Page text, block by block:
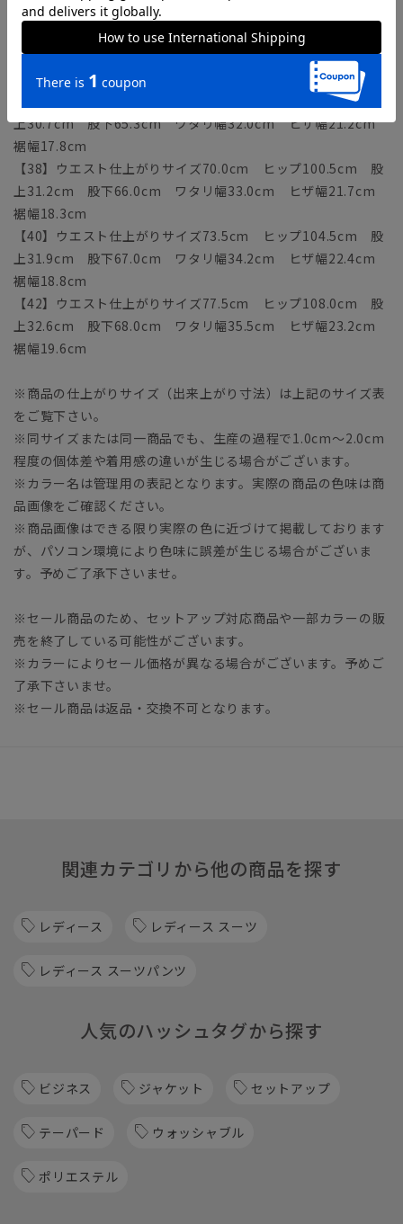
イズ：38
〔11枚目〕モデル：163cm B80cm W58cm H87cm 着用サ
イズ：38
【36】ウエスト仕上がりサイズ67.0cm ヒップ97.5cm 股
上30.7cm 股下65.3cm ワタリ幅32.0cm ヒザ幅21.2cm
裾幅17.8cm
【38】ウエスト仕上がりサイズ70.0cm ヒップ100.5cm 股
上31.2cm 股下66.0cm ワタリ幅33.0cm ヒザ幅21.7cm
裾幅18.3cm
【40】ウエスト仕上がりサイズ73.5cm ヒップ104.5cm 股
上31.9cm 股下67.0cm ワタリ幅34.2cm ヒザ幅22.4cm
裾幅18.8cm
【42】ウエスト仕上がりサイズ77.5cm ヒップ108.0cm 股
上32.6cm 股下68.0cm ワタリ幅35.5cm ヒザ幅23.2cm
裾幅19.6cm
※商品の仕上がりサイズ（出来上がり寸法）は上記のサイズ表
をご覧下さい。
※同サイズまたは同一商品でも、生産の過程で1.0cm～2.0cm
程度の個体差や着用感の違いが生じる場合がございます。
※カラー名は管理用の表記となります。実際の商品の色味は商
品画像をご確認ください。
※商品画像はできる限り実際の色に近づけて掲載しております
が、パソコン環境により色味に誤差が生じる場合がございま
す。予めご了承下さいませ。
※セール商品のため、セットアップ対応商品や一部カラーの販
売を終了している可能性がございます。
※カラーによりセール価格が異なる場合がございます。予めご
了承下さいませ。
※セール商品は返品・交換不可となります。
関連カテゴリから他の商品を探す
レディース レディース スーツ
レディース スーツパンツ
人気のハッシュタグから探す
ビジネス ジャケット セットアップ
テーパード ウォッシャブル
ポリエステル